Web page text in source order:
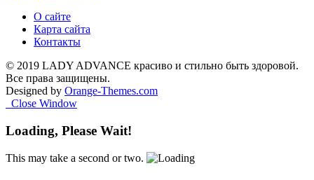
О сайте
Карта сайта
Контакты
© 2019 LADY ADVANCE красиво и стильно быть здоровой.
Все права защищены.
Designed by Orange-Themes.com
Close Window
Loading, Please Wait!
This may take a second or two.